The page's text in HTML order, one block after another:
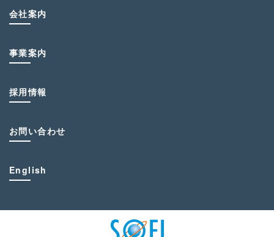
会社案内
事業案内
採用情報
お問い合わせ
English